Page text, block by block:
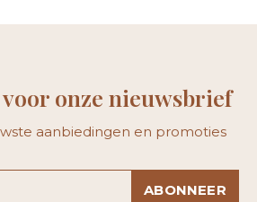
onze nieuwsbrief
aanbiedingen en promoties
ABONNEER